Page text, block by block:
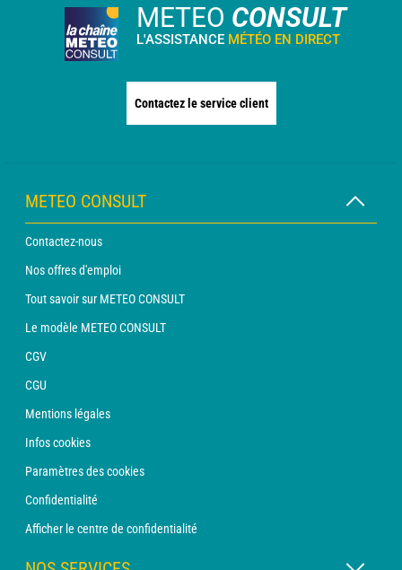
METEO CONSULT
L'ASSISTANCE MÉTÉO EN DIRECT
Contactez le service client
METEO CONSULT
Contactez-nous
Nos offres d'emploi
Tout savoir sur METEO CONSULT
Le modèle METEO CONSULT
CGV
CGU
Mentions légales
Infos cookies
Paramètres des cookies
Confidentialité
Afficher le centre de confidentialité